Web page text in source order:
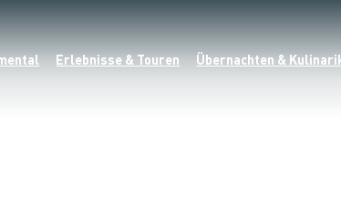
Erlebnisse & Touren Übernachten &